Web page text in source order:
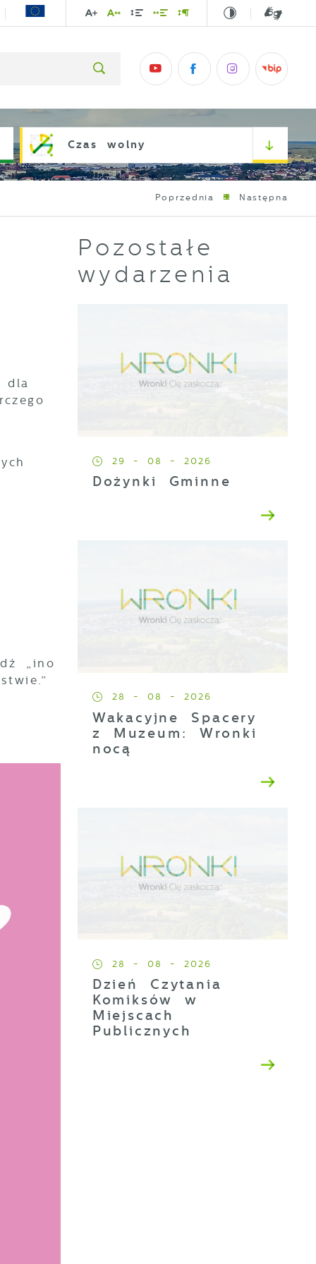
Czas wolny
Poprzednia Następna
dla
„ino
Pozostałe
wydarzenia
29 - 08 - 2026
Dożynki Gminne
28 - 08 - 2026
Wakacyjne Spacery
z Muzeum: Wronki
nocą
28 - 08 - 2026
Dzień Czytania
Komiksów w
Miejscach
Publicznych